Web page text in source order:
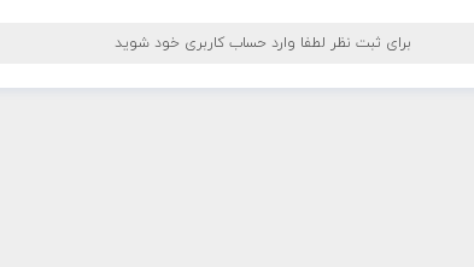
برای ثبت نظر لطفا وارد حساب کاربری خود شوید